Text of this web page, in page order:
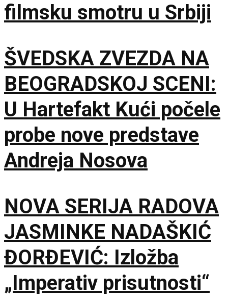
filmsku smotru u Srbiji
ŠVEDSKA ZVEZDA NA
BEOGRADSKOJ SCENI:
U Hartefakt Kući počele
probe nove predstave
Andreja Nosova
NOVA SERIJA RADOVA
JASMINKE NADAŠKIĆ
ĐORĐEVIĆ: Izložba
„Imperativ prisutnosti“